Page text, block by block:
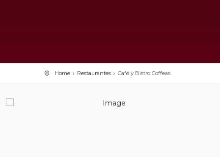
Home Restaurantes Café y Bistro Coffeas